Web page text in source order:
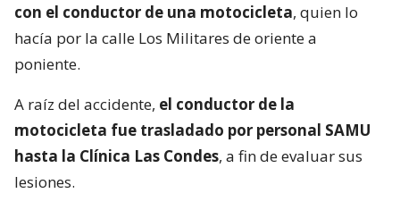
con el conductor de una motocicleta, quien lo
hacía por la calle Los Militares de oriente a
poniente.
A raíz del accidente, el conductor de la
motocicleta fue trasladado por personal SAMU
hasta la Clínica Las Condes, a fin de evaluar sus
lesiones.